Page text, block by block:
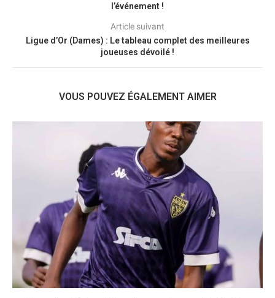
l’événement !
Article suivant
Ligue d’Or (Dames) : Le tableau complet des meilleures
joueuses dévoilé !
VOUS POUVEZ ÉGALEMENT AIMER